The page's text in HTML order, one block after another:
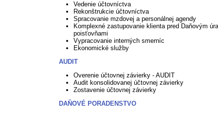
Vedenie účtovníctva
Rekonštrukcie účtovníctva
Spracovanie mzdovej a personálnej agendy
Komplexné zastupovanie klienta pred Daňovým
poisťovňami
Vypracovanie interných smerníc
Ekonomické služby
AUDIT
Overenie účtovnej závierky - AUDIT
Audit konsolidovanej účtovnej závierky
Zostavenie účtovnej závierky
DAŇOVÉ PORADENSTVO